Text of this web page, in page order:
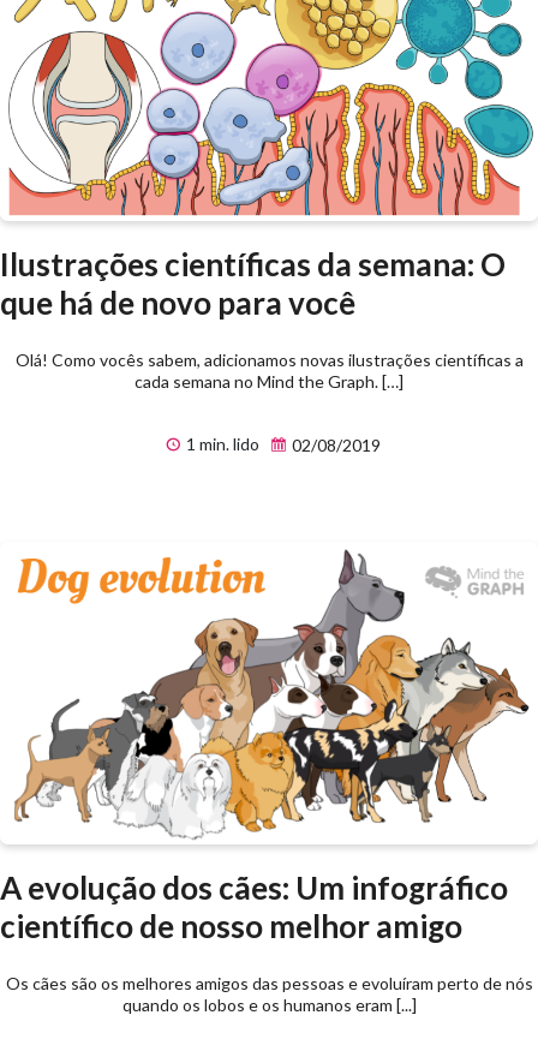
Ilustrações científicas da semana: O
que há de novo para você
Olá! Como vocês sabem, adicionamos novas ilustrações científicas a
cada semana no Mind the Graph. […]
1 min. lido 02/08/2019
A evolução dos cães: Um infográfico
científico de nosso melhor amigo
Os cães são os melhores amigos das pessoas e evoluíram perto de nós
quando os lobos e os humanos eram [...]